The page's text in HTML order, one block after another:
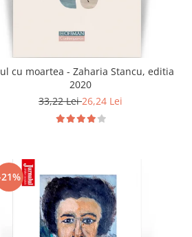
cu moartea - Zaharia Stancu, editia
2020
33,22 Lei26,24 Lei